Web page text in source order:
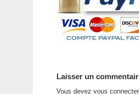
Laisser un
Vous devez vous connecter